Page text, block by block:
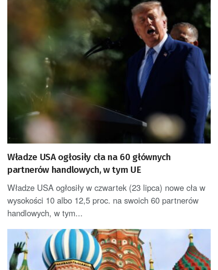
Władze USA ogłosiły cła na 60 głównych
partnerów handlowych, w tym UE
Władze USA ogłosiły w czwartek (23 lipca) nowe cła w
wysokości 10 albo 12,5 proc. na swoich 60 partnerów
handlowych, w tym...